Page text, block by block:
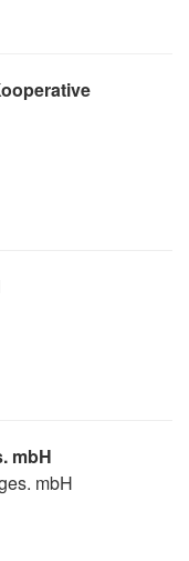
mbH
mbH